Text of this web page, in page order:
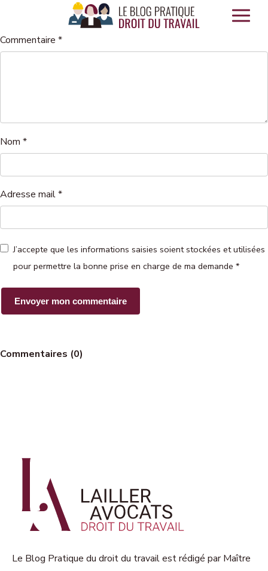
Panneau de gestion des cookies
Commentaire *
Nom *
Adresse mail*
J’accepte que les informations saisies soient stockées et utilisées
pour permettre la bonne prise en charge de ma demande *
Commentaires (0)
Le Blog Pratique du droit du travail est rédigé par Maître